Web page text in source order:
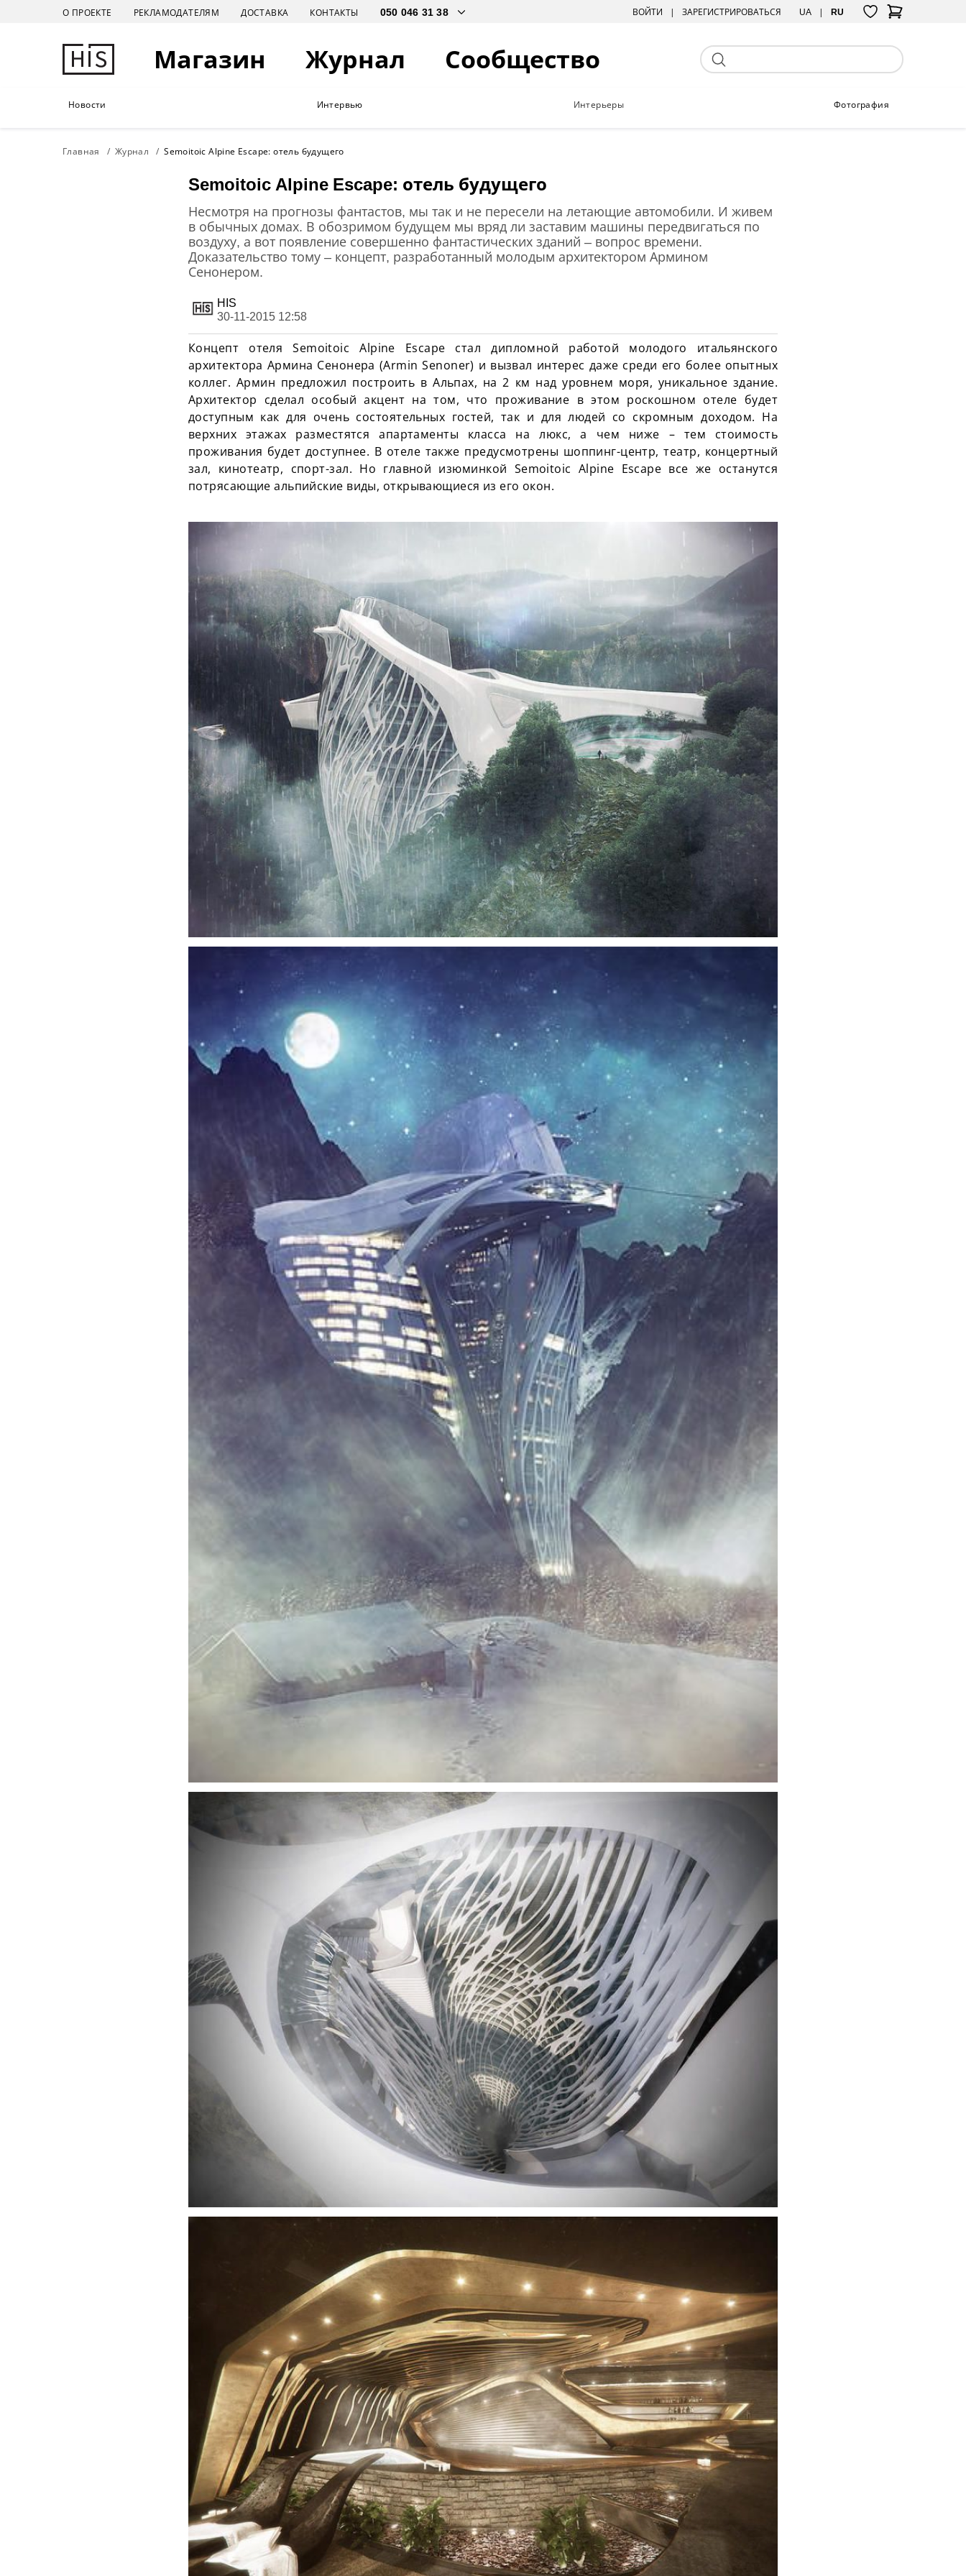
О ПРОЕКТЕ РЕКЛАМОДАТЕЛЯМ ДОСТАВКА КОНТАКТЫ ВОЙТИ ЗАРЕГИСТРИРОВАТЬСЯ UA RU
Магазин Журнал Сообщество
Новости Интервью Интерьеры Фотография
Главная Журнал Semoitoic Alpine Escape: отель будущего
Semoitoic Alpine Escape: отель будущего
Несмотря на прогнозы фантастов, мы так и не пересели на летающие автомобили. И живем
в обычных домах. В обозримом будущем мы вряд ли заставим машины передвигаться по
воздуху, а вот появление совершенно фантастических зданий – вопрос времени.
Доказательство тому – концепт, разработанный молодым архитектором Армином
Сенонером.
HIS
30-11-2015 12:58
Концепт отеля Semoitoic Alpine Escape стал дипломной работой молодого итальянского
архитектора Армина Сенонера (Armin Senoner) и вызвал интерес даже среди его более опытных
коллег. Армин предложил построить в Альпах, на 2 км над уровнем моря, уникальное здание.
Архитектор сделал особый акцент на том, что проживание в этом роскошном отеле будет
доступным как для очень состоятельных гостей, так и для людей со скромным доходом. На
верхних этажах разместятся апартаменты класса на люкс, а чем ниже – тем стоимость
проживания будет доступнее. В отеле также предусмотрены шоппинг-центр, театр, концертный
зал, кинотеатр, спорт-зал. Но главной изюминкой Semoitoic Alpine Escape все же останутся
потрясающие альпийские виды, открывающиеся из его окон.